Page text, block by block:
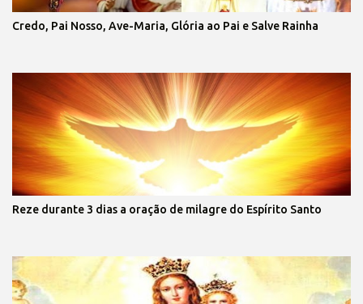
Credo, Pai Nosso, Ave-Maria, Glória ao Pai e Salve Rainha
Reze durante 3 dias a oração de milagre do Espírito Santo